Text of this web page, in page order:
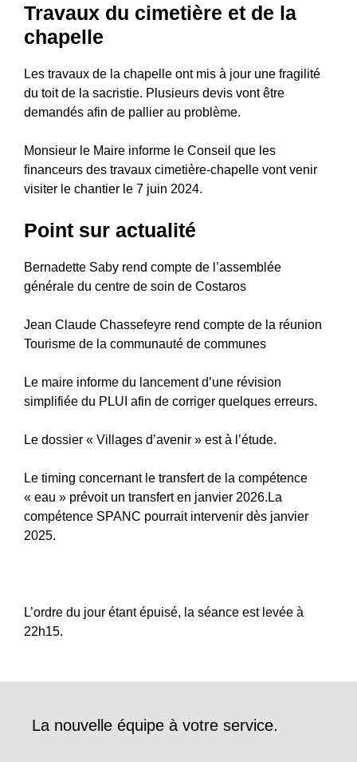
Travaux du cimetière et de la
chapelle
Les travaux de la chapelle ont mis à jour une fragilité
du toit de la sacristie. Plusieurs devis vont être
demandés afin de pallier au problème.
Monsieur le Maire informe le Conseil que les
financeurs des travaux cimetière-chapelle vont venir
visiter le chantier le 7 juin 2024.
Point sur actualité
Bernadette Saby rend compte de l’assemblée
générale du centre de soin de Costaros
Jean Claude Chassefeyre rend compte de la réunion
Tourisme de la communauté de communes
Le maire informe du lancement d’une révision
simplifiée du PLUI afin de corriger quelques erreurs.
Le dossier « Villages d’avenir » est à l’étude.
Le timing concernant le transfert de la compétence
« eau » prévoit un transfert en janvier 2026.La
compétence SPANC pourrait intervenir dès janvier
2025.
L’ordre du jour étant épuisé, la séance est levée à
22h15.
La nouvelle équipe à votre service.